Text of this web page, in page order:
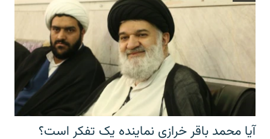
آیا محمد باقر خرازی نماینده یک تفکر است؟